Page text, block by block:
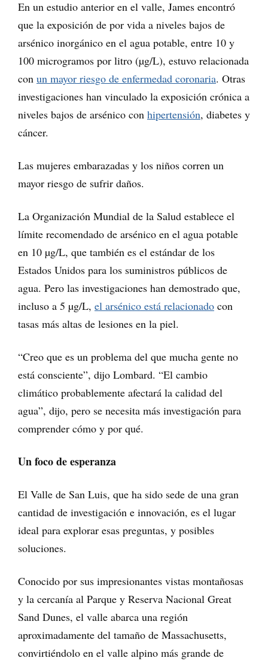
En un estudio anterior en el valle, James encontró
que la exposición de por vida a niveles bajos de
arsénico inorgánico en el agua potable, entre 10 y
100 microgramos por litro (µg/L), estuvo relacionada
con un mayor riesgo de enfermedad coronaria. Otras
investigaciones han vinculado la exposición crónica a
niveles bajos de arsénico con hipertensión, diabetes y
cáncer.
Las mujeres embarazadas y los niños corren un
mayor riesgo de sufrir daños.
La Organización Mundial de la Salud establece el
límite recomendado de arsénico en el agua potable
en 10 µg/L, que también es el estándar de los
Estados Unidos para los suministros públicos de
agua. Pero las investigaciones han demostrado que,
incluso a 5 µg/L, el arsénico está relacionado con
tasas más altas de lesiones en la piel.
“Creo que es un problema del que mucha gente no
está consciente”, dijo Lombard. “El cambio
climático probablemente afectará la calidad del
agua”, dijo, pero se necesita más investigación para
comprender cómo y por qué.
Un foco de esperanza
El Valle de San Luis, que ha sido sede de una gran
cantidad de investigación e innovación, es el lugar
ideal para explorar esas preguntas, y posibles
soluciones.
Conocido por sus impresionantes vistas montañosas
y la cercanía al Parque y Reserva Nacional Great
Sand Dunes, el valle abarca una región
aproximadamente del tamaño de Massachusetts,
convirtiéndolo en el valle alpino más grande de